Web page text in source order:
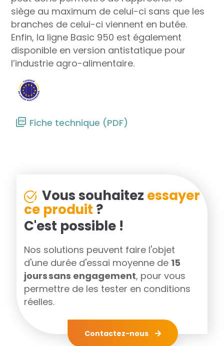
siège au maximum de celui-ci sans que les
branches de celui-ci viennent en butée.
Enfin, la ligne Basic 950 est également
disponible en version antistatique pour
l’industrie agro-alimentaire.
Fiche technique (PDF)
Vous souhaitez essayer
ce produit ?
C'est possible !
Nos solutions peuvent faire l'objet
d'une durée d'essai moyenne de 15
jours sans engagement, pour vous
permettre de les tester en conditions
réelles.
Contactez-nous